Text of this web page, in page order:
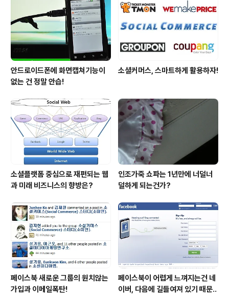
안드로이드폰에 화면캡쳐기능이
없는 건 정말 안습!
소셜커머스, 스마트하게 활용하자!
소셜플랫폼 중심으로 재편되는 웹
과 미래 비즈니스의 향방은?
인조가죽 쇼파는 1년만에 너덜너
덜하게 되는건가?
페이스북 새로운 그룹의 원치않는
가입과 이메일폭탄!
페이스북이 어렵게 느껴지는건 네
이버, 다음에 길들여져 있기 때문..